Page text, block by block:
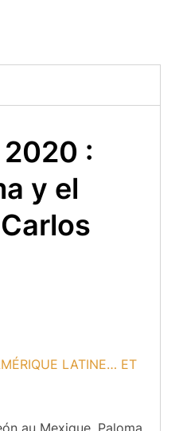
:
y el
LATINE… ET
au Mexique, Paloma